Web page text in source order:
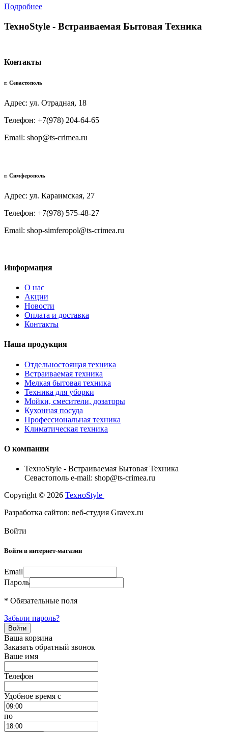
Подробнее
TexноStyle - Встраиваемая Бытовая Техника
Контакты
г. Севастополь
Адрес: ул. Отрадная, 18
Телефон: +7(978) 204-64-65
Email: shop@ts-crimea.ru
г. Симферополь
Адрес: ул. Караимская, 27
Телефон: +7(978) 575-48-27
Email: shop-simferopol@ts-crimea.ru
Информация
О нас
Акции
Новости
Оплата и доставка
Контакты
Наша продукция
Отдельностоящая техника
Встраиваемая техника
Мелкая бытовая техника
Техника для уборки
Мойки, смесители, дозаторы
Кухонная посуда
Профессиональная техника
Климатическая техника
О компании
TexноStyle - Встраиваемая Бытовая Техника
Севастополь e-mail: shop@ts-crimea.ru
Copyright © 2026 TexноStyle
Разработка сайтов: веб-студия Gravex.ru
Войти
Войти в интернет-магазин
Email
Пароль
* Обязательные поля
Забыли пароль?
Ваша корзина
Заказать обратный звонок
Ваше имя
Телефон
Удобное время c
по